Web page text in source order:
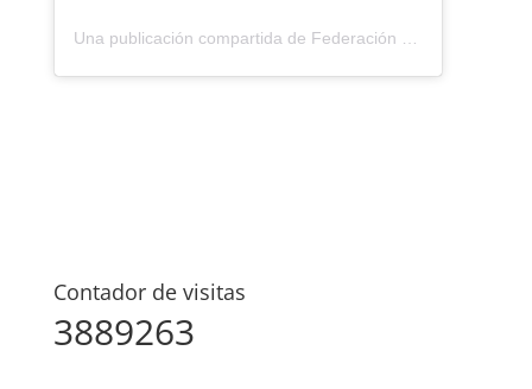
Una publicación compartida de Federación Montañismo Tenerife (@federacion_montanismo_tenerife)
Contador de visitas
3889263